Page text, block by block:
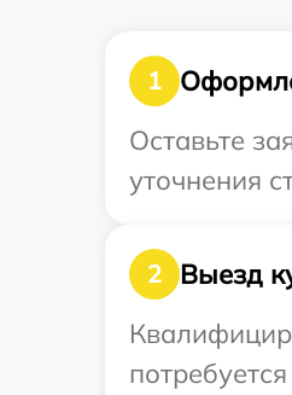
1
Оставьте
уточнения
2
Выезд